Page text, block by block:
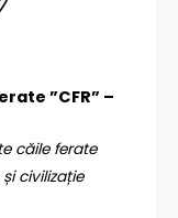
”CFR” –
căile ferate
civilizație